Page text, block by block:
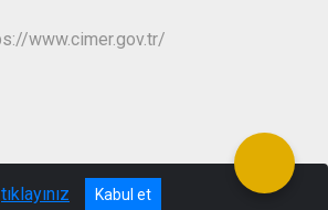
tıklayınız Kabul et